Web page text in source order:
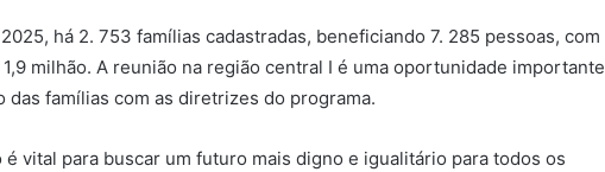
há 2. 753 famílias cadastradas, beneficiando 7. 285 pessoas, com
milhão. A reunião na região central I é uma oportunidade importante
das famílias com as diretrizes do programa.
vital para buscar um futuro mais digno e igualitário para todos os